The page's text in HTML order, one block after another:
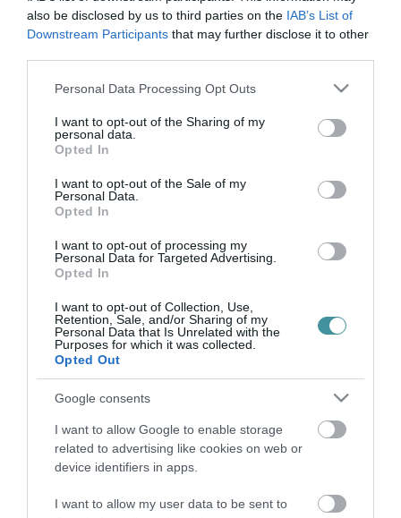
also be disclosed by us to third parties on the IAB’s List of
Downstream Participants that may further disclose it to other
Please note that this website/app uses one or more Google
not limited to your visit or usage behaviour. You may click to
grant or deny consent to Google and its third-party tags to
use your data for below specified purposes in below Google
consent section.
Personal Data Processing Opt Outs
I want to opt-out of the Sharing of my
personal data.
Opted In
I want to opt-out of the Sale of my
Personal Data.
Opted In
I want to opt-out of processing my
Personal Data for Targeted Advertising.
Opted In
I want to opt-out of Collection, Use,
Retention, Sale, and/or Sharing of my
Personal Data that Is Unrelated with the
Purposes for which it was collected.
Opted Out
Google consents
I want to allow Google to enable storage
related to advertising like cookies on web or
device identifiers in apps.
I want to allow my user data to be sent to
kiállítást Felnémeten. Aki nevezni akart, a Gyöngyvirág
Eszpresszó elé helyezhette ki az általa kifaragott tököt. Az
FELNÉMETI TÖKLÁMPÁSFARAGÓ-VERSENY: ÍME A DÍJAZOTTAK
2021. október 31|Eger ügye
Felnémeten idén is versenyeztek a töklámpások, immár
Eszpresszó elé helyezhették ki a nevezni vágyók, ezután az
alkotásokat egy zsűri (...
ITT VANNAK A IV. FELNÉMETI TÖKLÁMPÁS KIÁLLÍTÁS GYŐZTESEI
2022. október 28|Eger ügye
hét vasárnapjától csütörtökig lehetett szavazni. Íme a nyertesek:
I. helyezett 6.sz. "Rémisztök" Felnémet Töklámpása 2022 - Ter...
I. helyezett : 14. sz.: Halloween tök, FELNÉMET TÖKLÁMPÁSA
2023 -Berczi Márton I.különdíj 15.sz LEGKREATÍVABB -Eged
FELNÉMET FÉNYBE BORULT – ELINDULT A VII. TÖKLÁMPÁS